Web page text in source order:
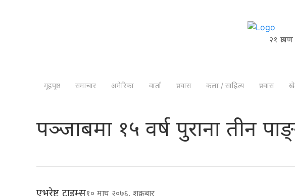
२१
गृहपृष्ठ समाचार अमेरिका वार्ता प्रवास कला / साहित्य प्रवास
पञ्जाबमा १५ वर्ष पुराना तीन
एभरेष्ट टाइम्स१० माघ २०७६, शुक्रबार